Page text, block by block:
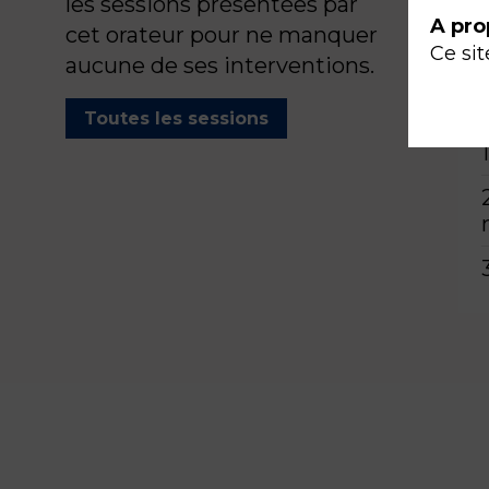
cet orateur pour ne manquer
aucune de ses interventions.
Toutes les sessions
A
Ce